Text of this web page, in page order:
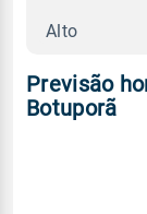
Alto
Previsão
Botuporã